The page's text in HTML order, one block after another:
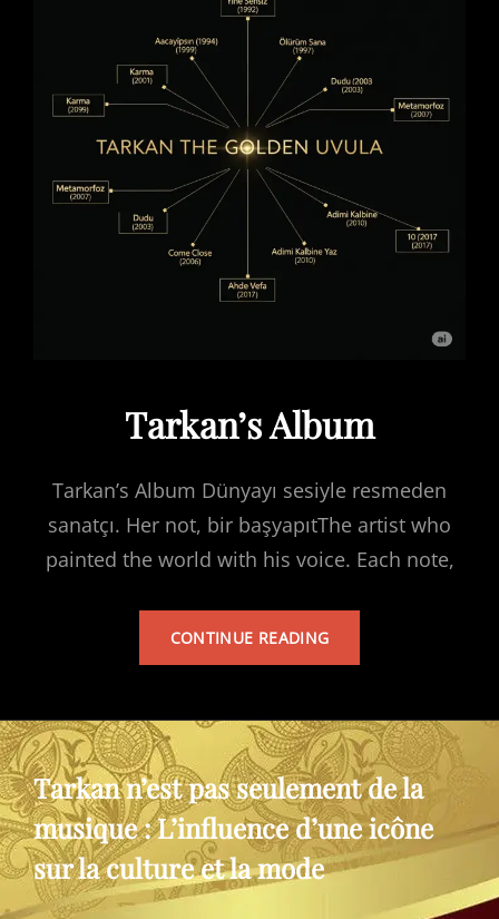
Tarkan’s Album
Tarkan’s Album Dünyayı sesiyle resmeden
sanatçı. Her not, bir başyapıtThe artist who
painted the world with his voice. Each note,
CONTINUE READINGTARKAN’S
Tarkan n’est pas seulement de la
musique : L’influence d’une icône
sur la culture et la mode